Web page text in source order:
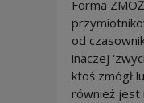
Forma
od
inaczej
ktoś zmógł
również jest